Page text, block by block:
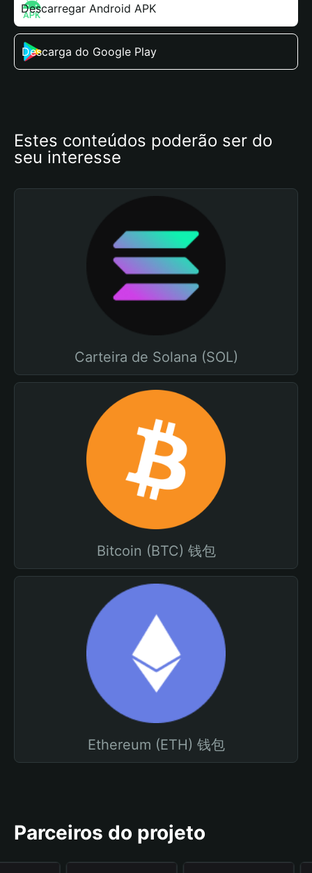
Descarregar Android APK
Descarga do Google Play
Estes conteúdos poderão ser do
seu interesse
Carteira de Solana (SOL)
Bitcoin (BTC) 钱包
Ethereum (ETH) 钱包
Parceiros do projeto